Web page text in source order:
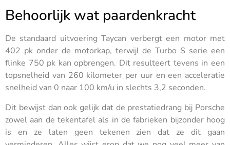
Behoorlijk wat paardenkracht
De standaard uitvoering Taycan verbergt een motor met
402 pk onder de motorkap, terwijl de Turbo S serie een
flinke 750 pk kan opbrengen. Dit resulteert tevens in een
topsnelheid van 260 kilometer per uur en een acceleratie
snelheid van 0 naar 100 km/u in slechts 3,2 seconden.
Dit bewijst dan ook gelijk dat de prestatiedrang bij Porsche
zowel aan de tekentafel als in de fabrieken bijzonder hoog
is en ze laten geen tekenen zien dat ze dit gaan